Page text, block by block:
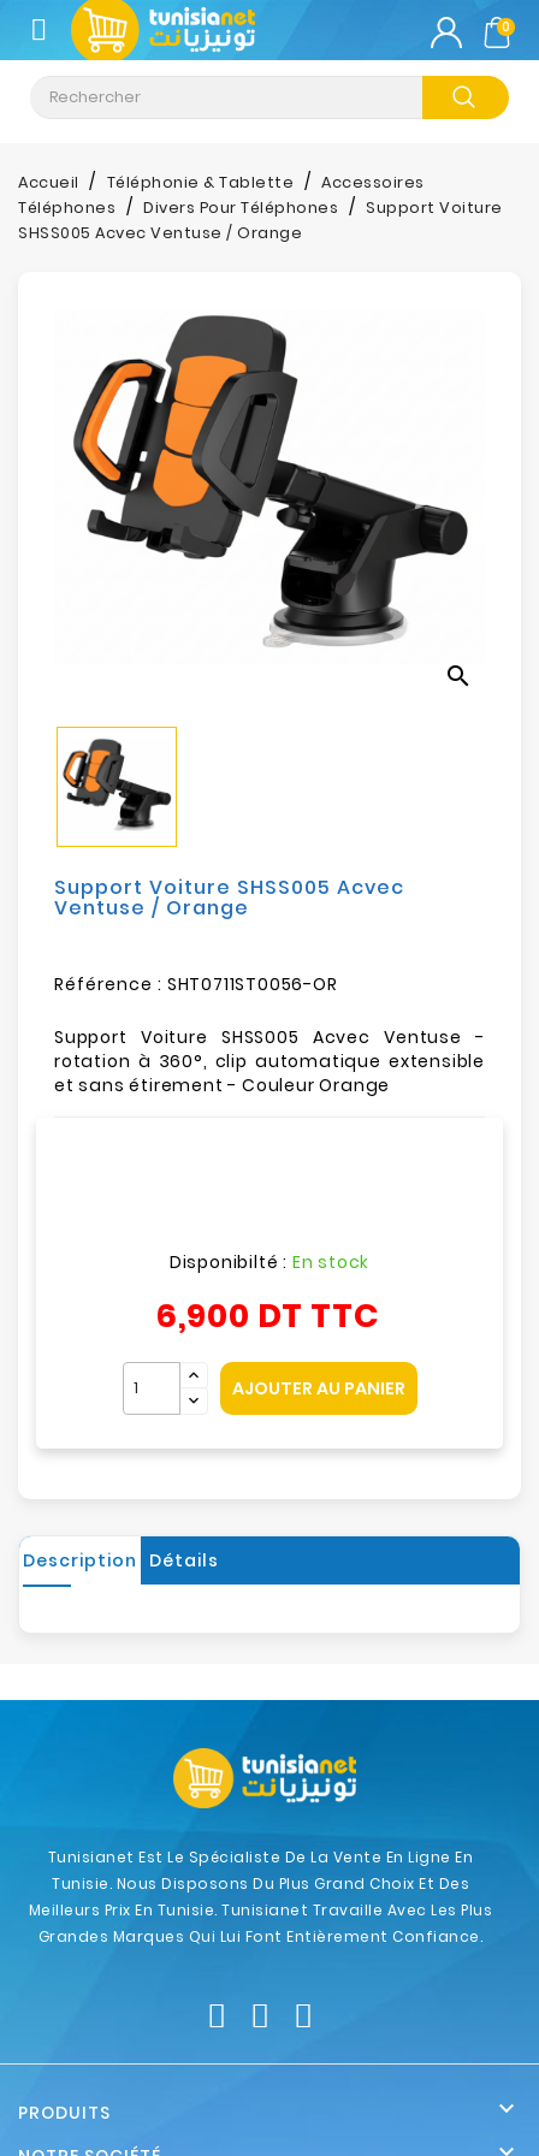
CATÉGORIE
Climatisation
Informatique
Téléphonie
Stockage
Photos
Sécurité
Mobilités
Loisirs
0
Accueil Téléphonie & Tablette
Accessoires
Téléphones
Divers Pour Téléphones
Support Voiture
SHSS005 Acvec Ventuse / Orange
search
Support Voiture SHSS005 Acvec
Ventuse / Orange
Référence : SHT0711ST0056-OR
Support Voiture SHSS005 Acvec Ventuse -
rotation à 360°, clip automatique extensible
et sans étirement - Couleur Orange
Disponibilté : En stock
6,900 DT TTC
AJOUTER AU PANIER
Description Détails
Tunisianet Est Le Spécialiste De La Vente En Ligne En
Tunisie. Nous Disposons Du Plus Grand Choix Et Des
Meilleurs Prix En Tunisie. Tunisianet Travaille Avec Les Plus
Grandes Marques Qui Lui Font Entièrement Confiance.
PRODUITS 